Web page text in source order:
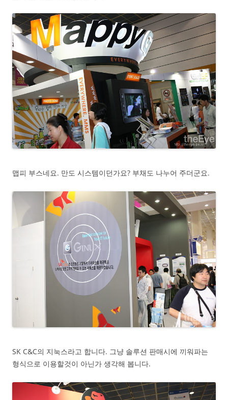
맵피 부스네요. 만도 시스템이던가요? 부채도 나누어 주더군요.
SK C&C의 지눅스라고 합니다. 그냥 솔루션 판매시에 끼워파는
형식으로 이용할것이 아닌가 생각해 봅니다.